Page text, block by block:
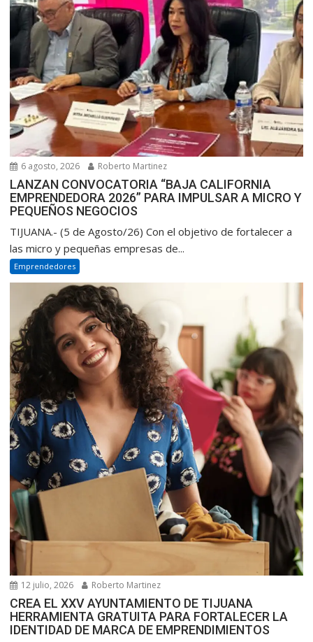
6 agosto, 2026 Roberto Martinez
LANZAN CONVOCATORIA “BAJA CALIFORNIA
EMPRENDEDORA 2026” PARA IMPULSAR A MICRO Y
PEQUEÑOS NEGOCIOS
TIJUANA.- (5 de Agosto/26) Con el objetivo de fortalecer a
las micro y pequeñas empresas de...
Emprendedores
12 julio, 2026 Roberto Martinez
CREA EL XXV AYUNTAMIENTO DE TIJUANA
HERRAMIENTA GRATUITA PARA FORTALECER LA
IDENTIDAD DE MARCA DE EMPRENDIMIENTOS